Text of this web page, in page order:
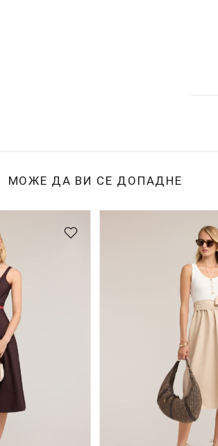
МОЖЕ ДА ВИ СЕ ДОПАДНЕ